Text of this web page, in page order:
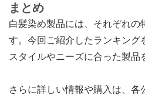
まとめ
白髪染め製品には、それぞれの
す。今回ご紹介したランキング
スタイルやニーズに合った製品
さらに詳しい情報や購入は、各